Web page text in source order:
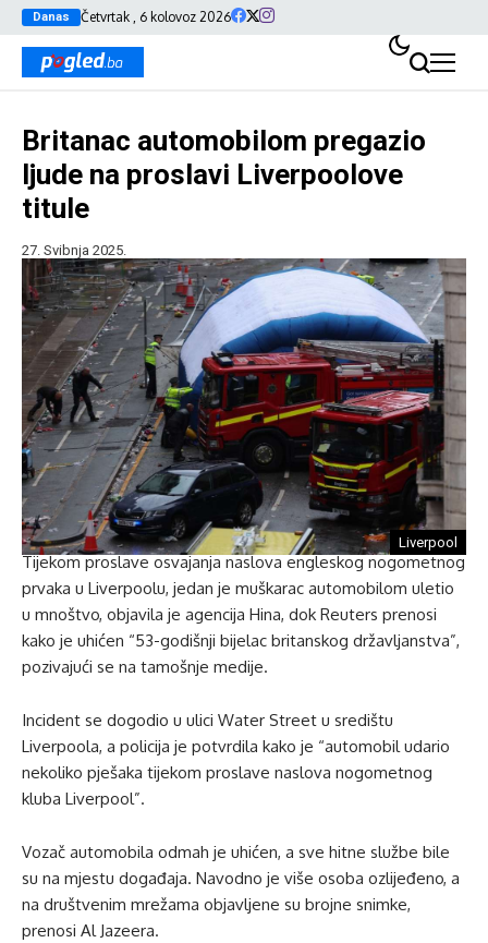
Danas Četvrtak , 6 kolovoz 2026
Britanac automobilom pregazio
ljude na proslavi Liverpoolove
titule
27. Svibnja 2025.
Liverpool
Tijekom proslave osvajanja naslova engleskog nogometnog
prvaka u Liverpoolu, jedan je muškarac automobilom uletio
u mnoštvo, objavila je agencija Hina, dok Reuters prenosi
kako je uhićen “53-godišnji bijelac britanskog državljanstva”,
pozivajući se na tamošnje medije.
Incident se dogodio u ulici Water Street u središtu
Liverpoola, a policija je potvrdila kako je “automobil udario
nekoliko pješaka tijekom proslave naslova nogometnog
kluba Liverpool”.
Vozač automobila odmah je uhićen, a sve hitne službe bile
su na mjestu događaja. Navodno je više osoba ozlijeđeno, a
na društvenim mrežama objavljene su brojne snimke,
prenosi Al Jazeera.